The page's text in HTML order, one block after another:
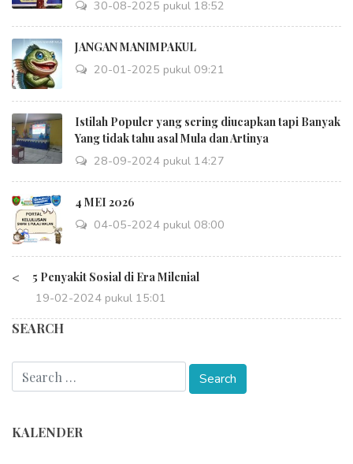
30-08-2025 pukul 18:52
JANGAN MANIMPAKUL
20-01-2025 pukul 09:21
Istilah Populer yang sering diucapkan tapi Banyak
Yang tidak tahu asal Mula dan Artinya
28-09-2024 pukul 14:27
4 MEI 2026
04-05-2024 pukul 08:00
< 5 Penyakit Sosial di Era Milenial
19-02-2024 pukul 15:01
SEARCH
KALENDER